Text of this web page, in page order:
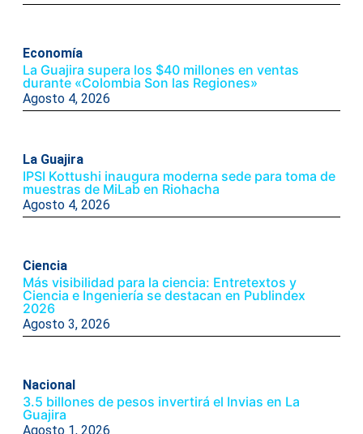
Economía
La Guajira supera los $40 millones en ventas
durante «Colombia Son las Regiones»
Agosto 4, 2026
La Guajira
IPSI Kottushi inaugura moderna sede para toma de
muestras de MiLab en Riohacha
Agosto 4, 2026
Ciencia
Más visibilidad para la ciencia: Entretextos y
Ciencia e Ingeniería se destacan en Publindex
2026
Agosto 3, 2026
Nacional
3.5 billones de pesos invertirá el Invias en La
Guajira
Agosto 1, 2026